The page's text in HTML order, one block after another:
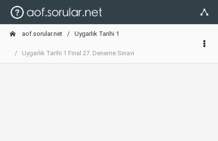
aof.sorular.net Uygarlık Tarihi 1
Uygarlık Tarihi 1 Final 27. Deneme Sınavı